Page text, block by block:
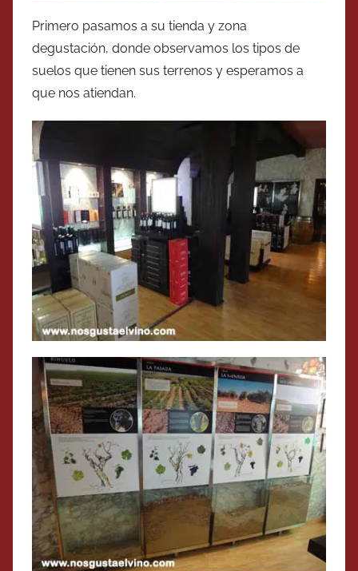
Primero pasamos a su tienda y zona
degustación, donde observamos los tipos de
suelos que tienen sus terrenos y esperamos a
que nos atiendan.